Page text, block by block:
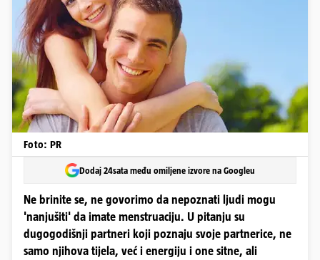
Foto: PR
Dodaj 24sata među omiljene izvore na Googleu
Ne brinite se, ne govorimo da nepoznati ljudi mogu
'nanjušiti' da imate menstruaciju. U pitanju su
dugogodišnji partneri koji poznaju svoje partnerice, ne
samo njihova tijela, već i energiju i one sitne, ali